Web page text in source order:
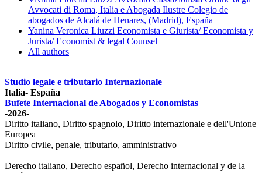
Avvocati di Roma, Italia e Abogada Ilustre Colegio de
abogados de Alcalá de Henares, (Madrid), España
Yanina Veronica Liuzzi Economista e Giurista/ Economista y
Jurista/ Economist & legal Counsel
All authors
Studio legale e tributario Internazionale
Italia- España
Bufete Internacional de Abogados y Economistas
-2026-
Diritto italiano, Diritto spagnolo, Diritto internazionale e dell'Unione
Europea
Diritto civile, penale, tributario, amministrativo
Derecho italiano, Derecho español, Derecho internacional y de la